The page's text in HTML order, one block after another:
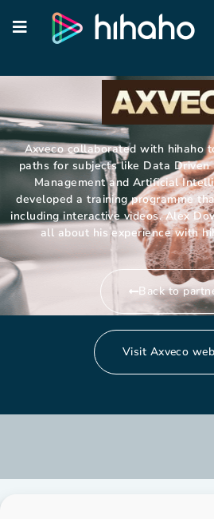
Axveco collaborated with hihaho
paths for subjects like Data Driven
Management and Artificial
developed a training programme
including interactive videos. Alex
all about his experience with
Back to
Visit Axveco